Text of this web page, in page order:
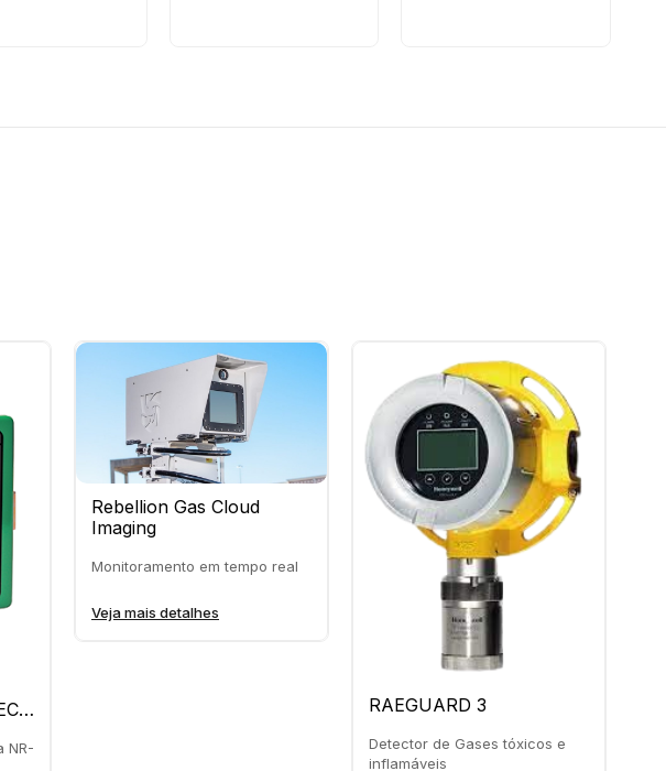
NR-
Rebellion Gas Cloud
Imaging
Monitoramento em tempo real
Veja mais detalhes
RAEGUARD 3
Detector de Gases tóxicos e
inflamáveis